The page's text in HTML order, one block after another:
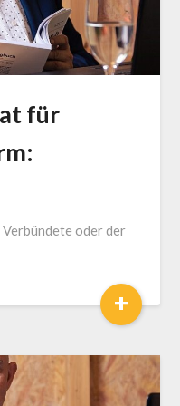
für
oder der
+